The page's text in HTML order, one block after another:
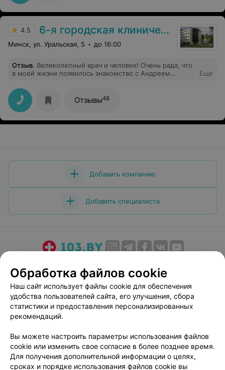
4.5 6-я городская клиническая больница
Минск, ул. Уральская, 5 до 16:00
Отзыв. Великолепный врач и человек! Очень рада, что
в моей жизни появилось знакомство с Андреем
Болезнь Пертеса, наблюдаемся у Андрея Борисовича с
2024 года), всегда врач находит для нас время, ответит
на все впросы, порекомендует, поддержит. Спасибо
огромное за труд, за высокий профессионализм,
внимательное отношение к пациентам и их родителям
Еще
Отзывы48
Добавить компанию
Добавить специалиста
Медицинский маркетинг
Публичный договор
Пользовательское соглашение
Способы оплаты
Вакансии
Партнеры
Написать руководителю 103.by
Персональные настройки cookie
Обработка персональных данных
Обработка файлов cookie
Наш сайт использует файлы cookie для обеспечения
удобства пользователей сайта, его улучшения, сбора
статистики и предоставления персонализированных
рекомендаций.
Вы можете настроить параметры использования файлов
cookie или изменить свое согласие в более позднее время.
Для получения дополнительной информации о целях,
сроках и порядке использования файлов cookie вы